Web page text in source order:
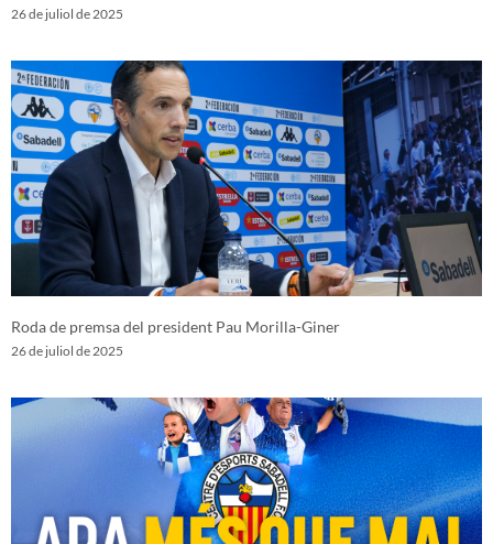
26 de juliol de 2025
Roda de premsa del president Pau Morilla-Giner
26 de juliol de 2025